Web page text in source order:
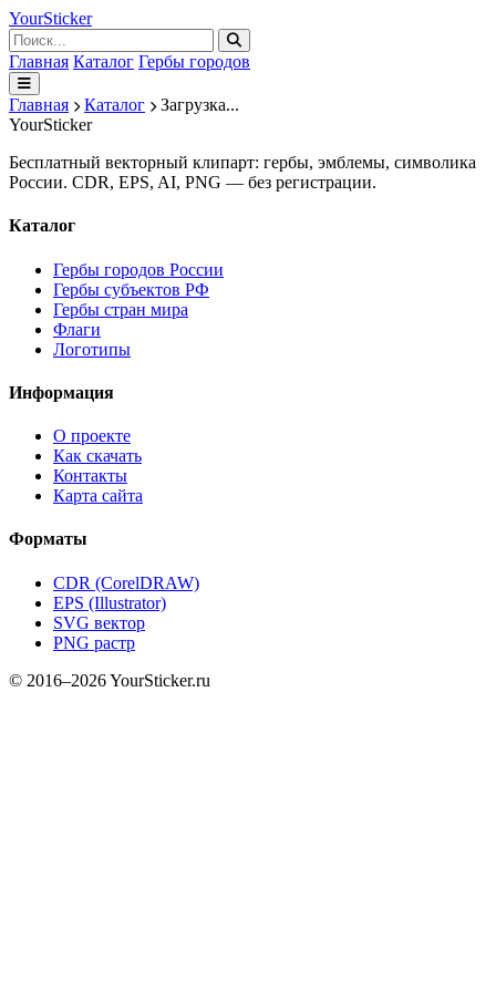
YourSticker
Главная Каталог Гербы городов
Главная Каталог
Загрузка...
YourSticker
Бесплатный векторный клипарт: гербы, эмблемы, символика
России. CDR, EPS, AI, PNG — без регистрации.
Каталог
Гербы городов России
Гербы субъектов РФ
Гербы стран мира
Флаги
Логотипы
Информация
О проекте
Как скачать
Контакты
Карта сайта
Форматы
CDR (CorelDRAW)
EPS (Illustrator)
SVG вектор
PNG растр
© 2016–2026 YourSticker.ru